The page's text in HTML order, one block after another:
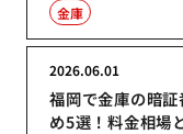
金庫
福岡で金庫の暗
め5選！料金相場
2026.06.01